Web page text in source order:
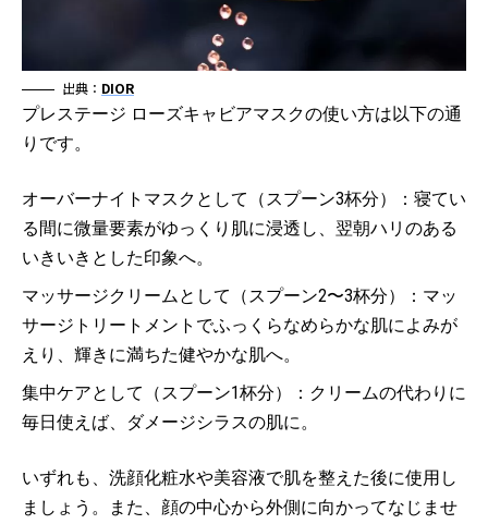
出典： DIOR
プレステージ ローズキャビアマスクの使い方は以下の通
りです。
オーバーナイトマスクとして（スプーン3杯分）：寝てい
る間に微量要素がゆっくり肌に浸透し、翌朝ハリのある
いきいきとした印象へ。
マッサージクリームとして（スプーン2〜3杯分）：マッ
サージトリートメントでふっくらなめらかな肌によみが
えり、輝きに満ちた健やかな肌へ。
集中ケアとして（スプーン1杯分）：クリームの代わりに
毎日使えば、ダメージシラスの肌に。
いずれも、洗顔化粧水や美容液で肌を整えた後に使用し
ましょう。また、顔の中心から外側に向かってなじませ